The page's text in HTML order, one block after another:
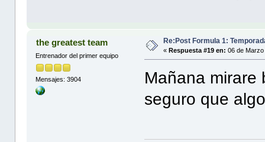
the greatest team
Entrenador del primer equipo
Mensajes: 3904
Re:Post Formula 1:
«Respuesta #19 en: 06 de
Mañana mirare
seguro que